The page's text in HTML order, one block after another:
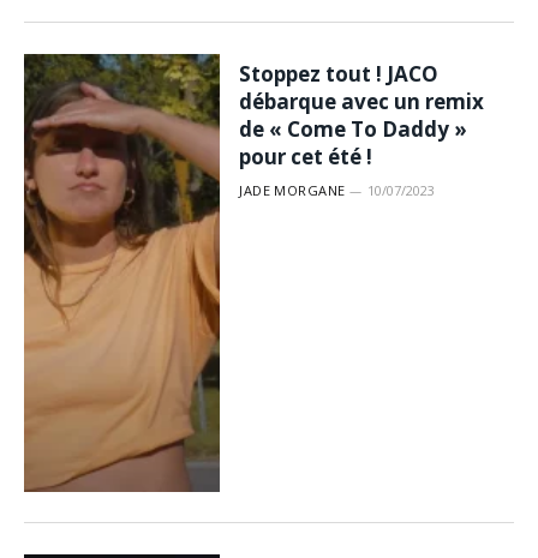
Stoppez tout ! JACO
débarque avec un remix
de « Come To Daddy »
pour cet été !
JADE MORGANE 10/07/2023